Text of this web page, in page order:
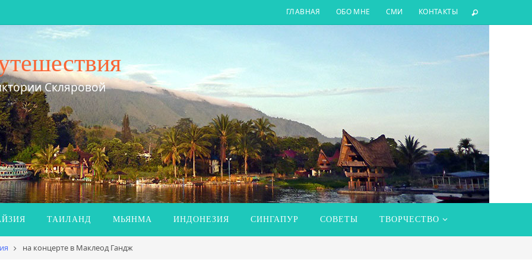
ГЛАВНАЯ ОБО МНЕ СМИ КОНТАКТЫ
Скляровой
ТАИЛАНД МЬЯНМА ИНДОНЕЗИЯ СИНГАПУР СОВЕТЫ ТВОРЧЕСТВО
на концерте в Маклеод Гандж